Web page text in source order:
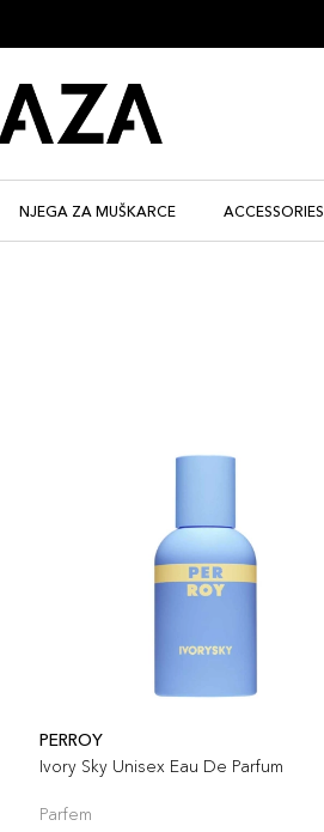
NJEGA ZA MUŠKARCE ACCESSORIES
PERROY
Ivory Sky Unisex Eau De Parfum
Parfem